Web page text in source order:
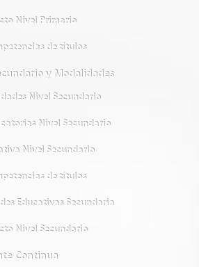
Nivel Primario
de títulos
y Modalidades
Nivel Secundario
Nivel Secundario
Nivel Secundario
de títulos
Educativas Secundaria
Nivel Secundario
Continua